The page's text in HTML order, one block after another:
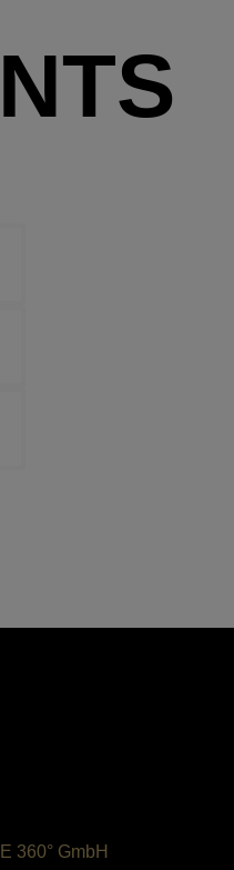
360° GmbH